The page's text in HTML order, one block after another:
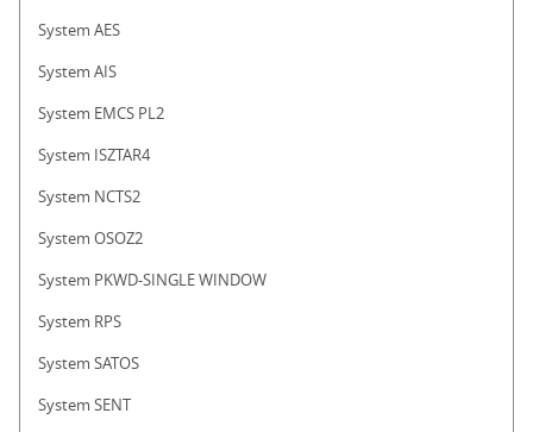
System AES
System AIS
System EMCS PL2
System ISZTAR4
System NCTS2
System OSOZ2
System PKWD-SINGLE WINDOW
System RPS
System SATOS
System SENT